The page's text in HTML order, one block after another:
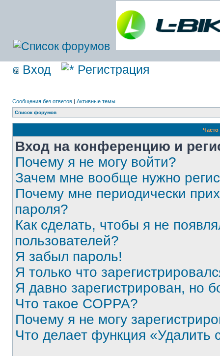
Вход Регистрация
Сообщения без ответов | Активные темы
Список форумов
Вход на конференцию и
Почему я не могу войти?
Зачем мне вообще нужно
Почему мне периодически
пароля?
Как сделать, чтобы я не
пользователей?
Я забыл пароль!
Я только что
Я давно зарегистрирован, но
Что такое COPPA?
Почему я не могу
Что делает функция «Удалить